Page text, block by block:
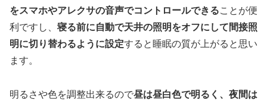
をスマホやアレクサの音声でコントロールできることが便
利ですし、 寝る前に自動で天井の照明をオフにして間接照
明に切り替わるように設定すると睡眠の質が上がると思い
ます。
明るさや色を調整出来るので昼は昼白色で明るく、夜間は